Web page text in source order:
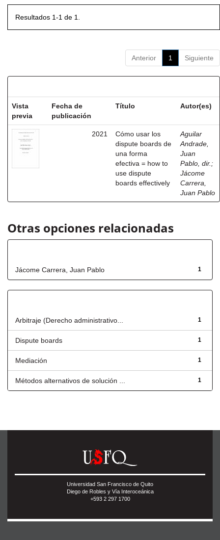
Resultados 1-1 de 1.
Anterior 1 Siguiente
Vista
previa
Fecha de
publicación
Título Autor(es)
2021
Cómo usar los
dispute boards de
una forma
efectiva = how to
use dispute
boards effectively
Aguilar
Andrade,
Juan
Pablo, dir. ;
Jácome
Carrera,
Juan Pablo
Otras opciones relacionadas
1
Jácome Carrera, Juan Pablo
1
Arbitraje (Derecho administrativo...
1
Dispute boards
1
Mediación
1
Métodos alternativos de solución ...
Universidad San Francisco de Quito
Diego de Robles y Vía Interoceánica
+593 2 297 1700